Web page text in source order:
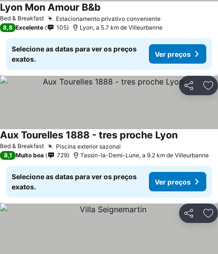
Bed & Breakfast Estacionamento privativo conveniente
Lyon Mon Amour B&b
8,8 Excelente 105 Lyon, a 5.7 km de Villeurbanne
Selecione as datas para ver os preços
exatos.
Ver preços
Partilhar
Bed & Breakfast Piscina exterior sazonal
Aux Tourelles 1888 - tres proche Lyon
8,1 Muito boa 729 Tassin-la-Demi-Lune, a 9.2 km de Villeurbanne
Selecione as datas para ver os preços
exatos.
Ver preços
Partilhar